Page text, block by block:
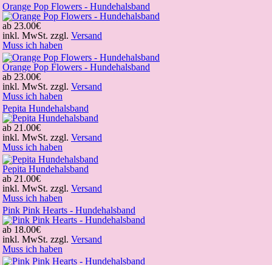
Orange Pop Flowers - Hundehalsband
ab 23.00€
inkl. MwSt. zzgl. Versand
Muss ich haben
Orange Pop Flowers - Hundehalsband
ab 23.00€
inkl. MwSt. zzgl. Versand
Muss ich haben
Pepita Hundehalsband
ab 21.00€
inkl. MwSt. zzgl. Versand
Muss ich haben
Pepita Hundehalsband
ab 21.00€
inkl. MwSt. zzgl. Versand
Muss ich haben
Pink Pink Hearts - Hundehalsband
ab 18.00€
inkl. MwSt. zzgl. Versand
Muss ich haben